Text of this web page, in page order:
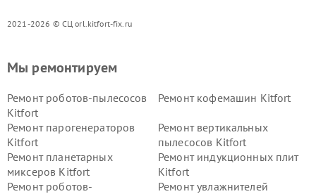
2021-2026 © СЦ orl.kitfort-fix.ru
Мы ремонтируем
Ремонт роботов-пылесосов
Kitfort
Ремонт кофемашин Kitfort
Ремонт парогенераторов
Kitfort
Ремонт вертикальных
пылесосов Kitfort
Ремонт планетарных
миксеров Kitfort
Ремонт индукционных плит
Kitfort
Ремонт роботов-
Ремонт увлажнителей